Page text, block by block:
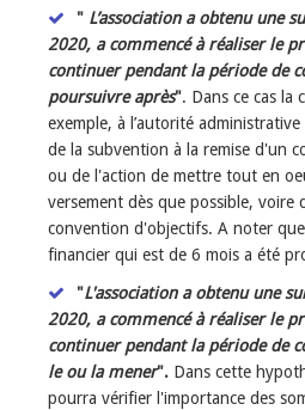
" L’association a obtenu une
2020, a commencé à réaliser le
continuer pendant la période de
poursuivre après". Dans ce cas la
exemple, à l’autorité
de la subvention à la remise d'un
ou de l'action de mettre tout en
versement dès que possible, voire
convention d'objectifs. A noter
financier qui est de 6 mois a été
"L'association a obtenu une
2020, a commencé à réaliser le
continuer pendant la période de
le ou la mener". Dans cette
pourra vérifier l'importance des